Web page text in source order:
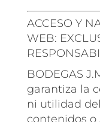
ACCESO Y
WEB:
BODEGAS
garantiza la
ni utilidad
contenidos o